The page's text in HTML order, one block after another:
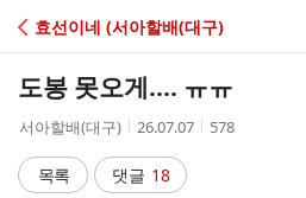
C
효선이네 (서아할배(대구)
도봉 못오게.... ㅠㅠ
작
자
서아할배(대구)
작
시
간
26.07.07
조
578
목록 댓글 18